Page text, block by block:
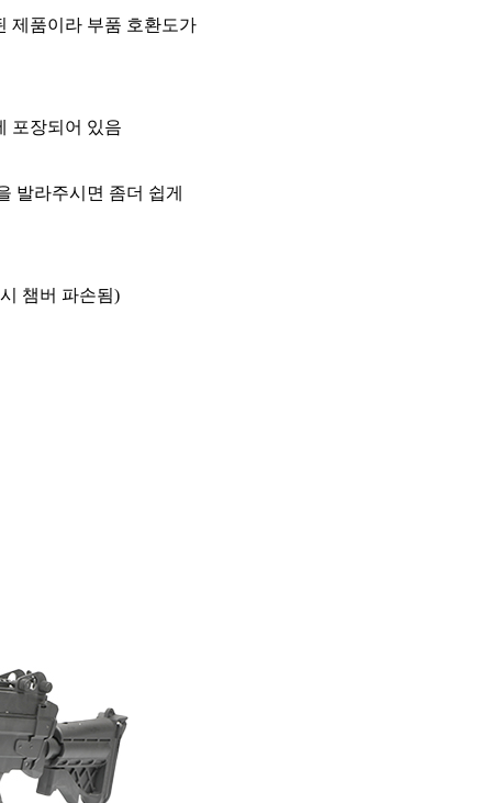
제품이라 부품 호환도가
포장되어 있음
발라주시면 좀더 쉽게
챔버 파손됨)